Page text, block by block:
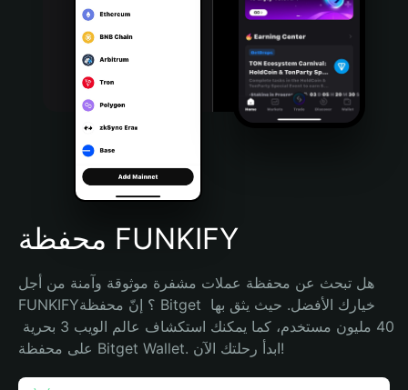
Português (Portugal)
Bahasa Indonesia
Português (Brasil)
Español (Argentina)
محفظة FUNKIFY
هل تبحث عن محفظة عملات مشفرة موثوقة وآمنة من أجل
FUNKIFY؟ إنّ محفظة Bitget خيارك الأفضل. حيث يثق بها
على محفظة Bitget Wallet. ابدأ رحلتك الآن!